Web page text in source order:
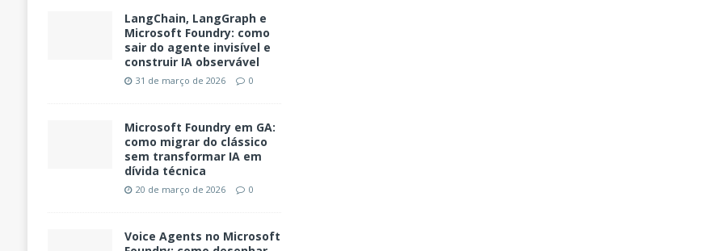
LangChain, LangGraph e
Microsoft Foundry: como
sair do agente invisível e
construir IA observável
31 de março de 2026 0
Microsoft Foundry em GA:
como migrar do clássico
sem transformar IA em
dívida técnica
20 de março de 2026 0
Voice Agents no Microsoft